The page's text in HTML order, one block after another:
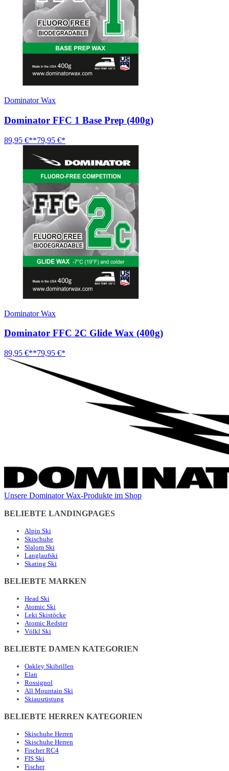
Dominator Wax
Dominator FFC 1 Base Prep (400g)
89,95 €**79,95 €*
Dominator Wax
Dominator FFC 2C Glide Wax (400g)
89,95 €**79,95 €*
Unsere Dominator Wax-Produkte im Shop
BELIEBTE LANDINGPAGES
Alpin Ski
Skischuhe
Slalom Ski
Langlaufski
Skating Ski
BELIEBTE MARKEN
Head Ski
Atomic Ski
Leki Skistöcke
Atomic Redster
Völkl Ski
BELIEBTE DAMEN KATEGORIEN
Oakley Skibrillen
Elan
Rossignol
All Mountain Ski
Skiausrüstung
BELIEBTE HERREN KATEGORIEN
Skischuhe Herren
Skischuhe Herren
Fischer RC4
FIS Ski
Fischer